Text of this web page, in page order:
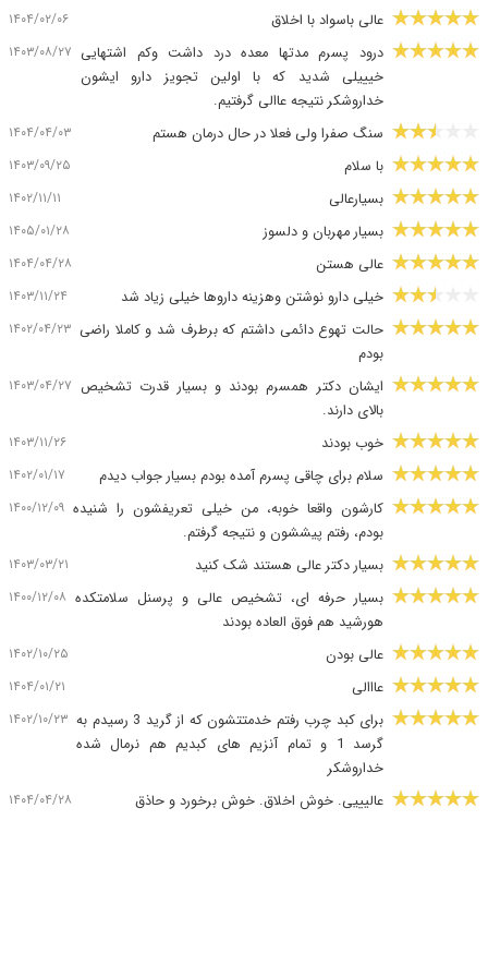
عالی باسواد با اخلاق ۱۴۰۴/۰۲/۰۶
درود پسرم مدتها معده درد داشت وکم اشتهایی
خیییلی شدید که با اولین تجویز دارو ایشون
خداروشکر نتیجه عاالی گرفتیم.
۱۴۰۳/۰۸/۲۷
سنگ صفرا ولی فعلا در حال درمان هستم ۱۴۰۴/۰۴/۰۳
با سلام ۱۴۰۳/۰۹/۲۵
بسیارعالی ۱۴۰۲/۱۱/۱۱
بسیار مهربان و دلسوز ۱۴۰۵/۰۱/۲۸
عالی هستن ۱۴۰۴/۰۴/۲۸
خیلی دارو نوشتن وهزینه داروها خیلی زیاد شد ۱۴۰۳/۱۱/۲۴
حالت تهوع دائمی داشتم که برطرف شد و کاملا راضی
بودم
۱۴۰۲/۰۴/۲۳
ایشان دکتر همسرم بودند و بسیار قدرت تشخیص
بالای دارند.
۱۴۰۳/۰۴/۲۷
خوب بودند ۱۴۰۳/۱۱/۲۶
سلام برای چاقی پسرم آمده بودم بسیار جواب دیدم ۱۴۰۲/۰۱/۱۷
کارشون واقعا خوبه، من خیلی تعریفشون را شنیده
بودم، رفتم پیششون و نتیجه گرفتم.
۱۴۰۰/۱۲/۰۹
بسیار دکتر عالی هستند شک کنید ۱۴۰۳/۰۳/۲۱
بسیار حرفه ای، تشخیص عالی و پرسنل سلامتکده
هورشید هم فوق العاده بودند
۱۴۰۰/۱۲/۰۸
عالی بودن ۱۴۰۲/۱۰/۲۵
عااالی ۱۴۰۴/۰۱/۲۱
برای کبد چرب رفتم خدمتتشون که از گرید 3 رسیدم به
گرسد 1 و تمام آنزیم های کبدیم هم نرمال شده
خداروشکر
۱۴۰۲/۱۰/۲۳
عالیییی. خوش اخلاق. خوش برخورد و حاذق ۱۴۰۴/۰۴/۲۸